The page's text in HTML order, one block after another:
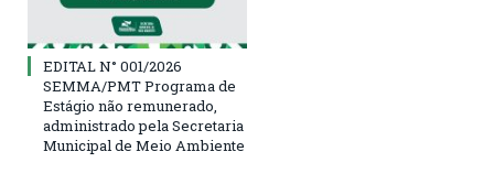
EDITAL N° 001/2026
SEMMA/PMT Programa de
Estágio não remunerado,
administrado pela Secretaria
Municipal de Meio Ambiente